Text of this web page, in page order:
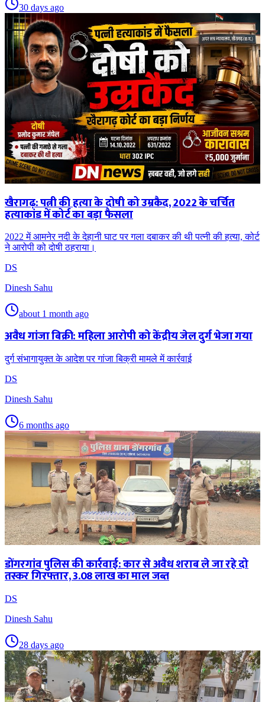
30 days ago
खैरागढ़: पत्नी की हत्या के दोषी को उम्रकैद, 2022 के चर्चित
हत्याकांड में कोर्ट का बड़ा फैसला
2022 में आमनेर नदी के देहानी घाट पर गला दबाकर की थी पत्नी की हत्या, कोर्ट
ने आरोपी को दोषी ठहराया।
DS
Dinesh Sahu
about 1 month ago
अवैध गांजा बिक्री: महिला आरोपी को केंद्रीय जेल दुर्ग भेजा गया
दुर्ग संभागायुक्त के आदेश पर गांजा बिक्री मामले में कार्रवाई
DS
Dinesh Sahu
6 months ago
डोंगरगांव पुलिस की कार्रवाई: कार से अवैध शराब ले जा रहे दो
तस्कर गिरफ्तार, 3.08 लाख का माल जब्त
DS
Dinesh Sahu
28 days ago